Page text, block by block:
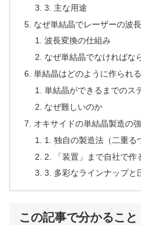
3. 主な用途
なぜ単結晶でレーザーの波
波長変換の仕組み
なぜ単結晶でなければな
単結晶はどのように作られ
単結晶ができるまでのス
なぜ難しいのか
オキサイドの単結晶製造の
1. 独自の製造法（二重る
2. 「装置」まで自社で作
3. 多彩なラインナップと
この記事で分かること